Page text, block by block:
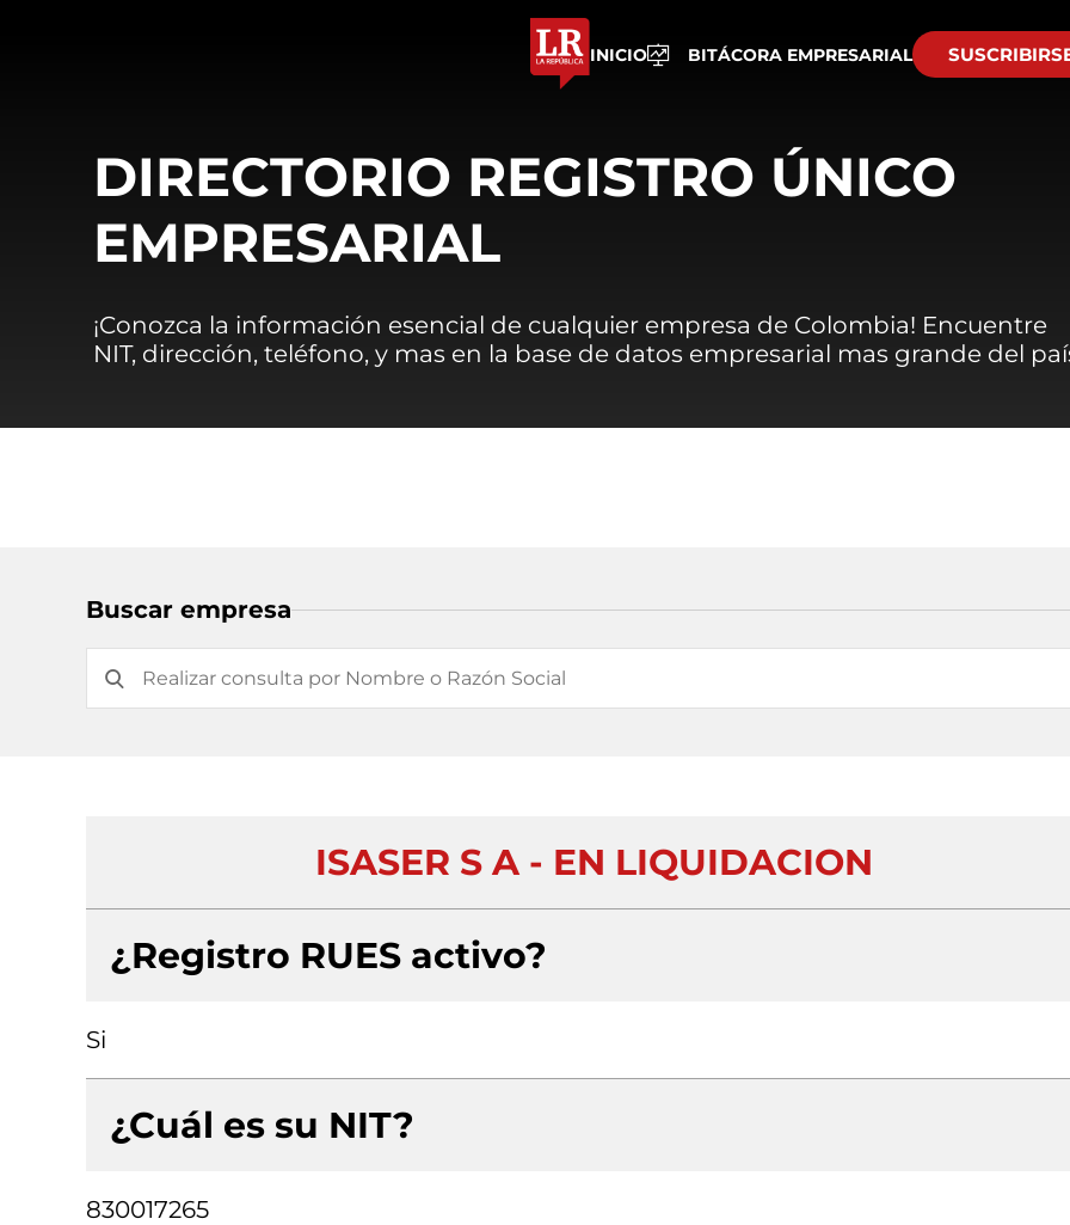
INICIO BITÁCORA EMPRESARIAL
DIRECTORIO REGISTRO ÚNICO
EMPRESARIAL
¡Conozca la información esencial de cualquier empresa de Colombia! Encuentre
NIT, dirección, teléfono, y mas en la base de datos empresarial mas grande del
Buscar empresa
ISASER S A - EN LIQUIDACION
¿Registro RUES activo?
Si
¿Cuál es su NIT?
830017265